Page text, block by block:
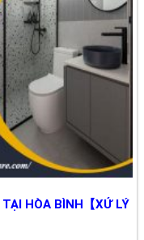
HÒA BÌNH【XỬ LÝ